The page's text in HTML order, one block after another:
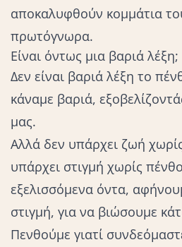
αποκαλυφθούν κομμάτια
πρωτόγνωρα.
Είναι όντως μια βαριά λέξη;
Δεν είναι βαριά λέξη το
κάναμε βαριά,
μας.
Αλλά δεν υπάρχει ζωή
υπάρχει στιγμή χωρίς
εξελισσόμενα όντα,
στιγμή, για να βιώσουμε
Πενθούμε γιατί